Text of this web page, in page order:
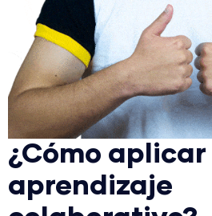
¿Cómo aplicar
aprendizaje